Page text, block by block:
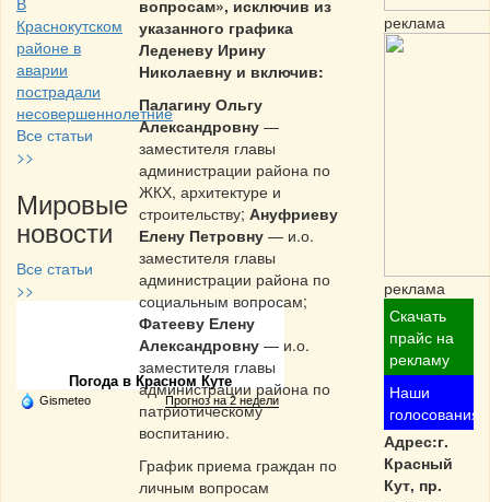
Краснокутском
районе в
аварии
пострадали
несовершеннолетние
Все статьи
>>
Мировые
новости
Все статьи
>>
Частная реклама
Погода в Красном Куте
Gismeteo Прогноз на 2 недели
вопросам», исключив из
указанного графика
Леденеву Ирину
Николаевну и включив:
Палагину Ольгу
Александровну —
заместителя главы
администрации района по
ЖКХ, архитектуре и
строительству; Ануфриеву
Елену Петровну — и.о.
заместителя главы
администрации района по
социальным вопросам;
Фатееву Елену
Александровну — и.о.
заместителя главы
администрации района по
патриотическому
воспитанию.
График приема граждан по
личным вопросам
реклама
реклама
Скачать
прайс на
рекламу
Наши
голосования
Адрес:г.
Красный
Кут, пр.